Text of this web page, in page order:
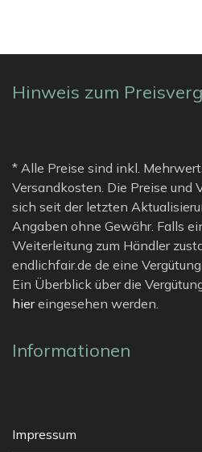
Hinweis zum
* Alle Preise sind inkl.
Versandkosten. Die Preise und
sich seit der letzten
Angaben ohne Gewähr. Falls
Weiterleitung zum Händler
endlichfair.de de eine Vergütung.
Ein Überblick über die
hiereingesehen werden.
Informationen
Impressum